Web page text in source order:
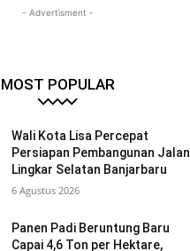
- Advertisment -
MOST POPULAR
Wali Kota Lisa Percepat
Persiapan Pembangunan Jalan
Lingkar Selatan Banjarbaru
6 Agustus 2026
Panen Padi Beruntung Baru
Capai 4,6 Ton per Hektare,